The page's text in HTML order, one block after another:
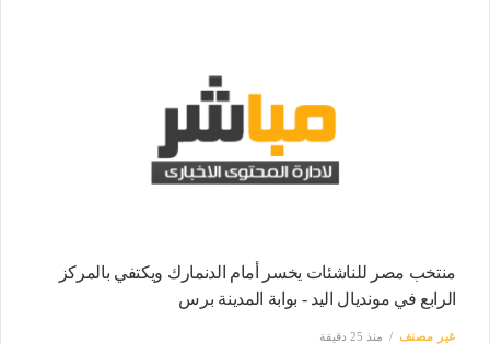
منتخب مصر للناشئات يخسر أمام الدنمارك ويكتفي بالمركز
الرابع في مونديال اليد - بوابة المدينة برس
غير مصنف منذ 25 دقيقة